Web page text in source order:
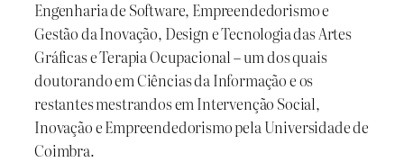
Engenharia de Software, Empreendedorismo e
Gestão da Inovação, Design e Tecnologia das Artes
Gráficas e Terapia Ocupacional – um dos quais
doutorando em Ciências da Informação e os
restantes mestrandos em Intervenção Social,
Inovação e Empreendedorismo pela Universidade de
Coimbra.